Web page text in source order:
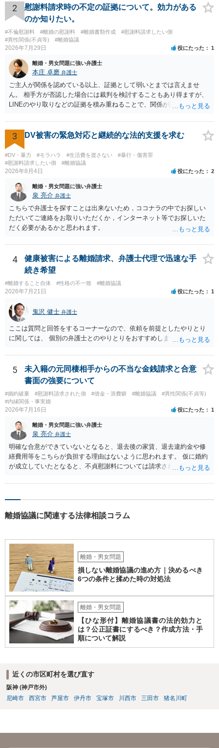
貞発覚後、長期間同居を続けると、不貞を許したとの評価につながる
場合がありますので、ご注意ください。 以上、ご参考まで。
2
慰謝料請求時の不定の証拠について。効力がある
のか知りたい。
#不倫慰謝料 #離婚の慰謝料 #離婚書類作成
#慰謝料請求したい側
#異性関係(不貞等)
#離婚協議
2026年7月29日 役にたった 1
離婚・男女問題に強い弁護士
本庄 卓磨 弁護士
ご主人が関係を認めている以上、証拠として弱いとまでは言えませ
ん。 相手方が否認した場合には裁判を検討することもあり得ますが、
LINEのやり取りなどの証拠を積み重ねることで、関係が認定される余
個別の事情によりますので、お早めに弁護士に相談されることをおす
すめします。
3 DV被害の緊急対応と継続的な法的支援を求む
#DV・暴力 #モラハラ #生活費を渡さない
#暴行・傷害罪
#慰謝料請求したい側
#離婚協議
2026年8月4日 役にたった 2
離婚・男女問題に強い弁護士
泉 亮介 弁護士
こちらで弁護士を探すことは出来ないため，ココナラの中でお探しい
ただいてご連絡をお取りいただくか，インターネット等でお探しいた
だく必要があるかと思われます。
4
健康被害による離婚請求、弁護士代理で迅速な手
続き希望
#離婚すること自体 #性格の不一致 #離婚協議
2026年7月21日 役にたった 1
鬼沢 健士 弁護士
ここは質問と回答をするコーナーなので、依頼を前提としたやりとり
に関しては、 個別の弁護士とのやりとりをおすすめします。
5
未入籍の元同棲相手からの不当な金銭請求と合意
書面の強要について
#婚約破棄 #慰謝料請求された側 #借金・浪費癖 #離婚協議
#異性関係(不貞等)
#内縁関係・事実婚
2026年7月16日 役にたった 1
離婚・男女問題に強い弁護士
泉 亮介 弁護士
明確な合意ができていないとなると、退去後の家賃、退去違約金や修
繕費用等をこちらが負担する理由はないように思われます。 仮に婚約
が成立していたとなると、不貞慰謝料については請求される可能性が
れば早めに弁護士に相談し、弁護士から回答をさせると良いでしょ
離婚協議に関連する法律相談コラム
離婚・男女問題
損しない離婚協議の進め方｜決めるべき
6つの条件と揉めた時の対処法
離婚・男女問題
【ひな形付】離婚協議書の法的効力と
は？公正証書にするべき？作成方法・手
順について解説
近くの市区町村を選び直す
阪神 (神戸市外)
尼崎市
西宮市 芦屋市 伊丹市 宝塚市 川西市 三田市 猪名川町